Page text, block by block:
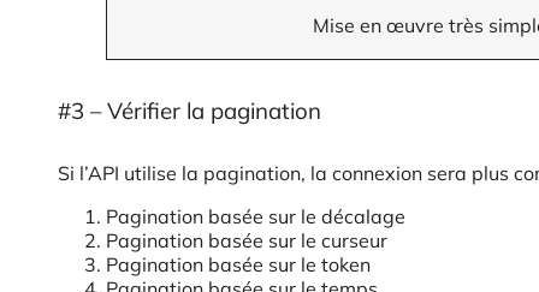
Mise en œuvre très
#3 – Vérifier la pagination
Si l’API utilise la pagination, la connexion sera plus
Pagination basée sur le décalage
Pagination basée sur le curseur
Pagination basée sur le token